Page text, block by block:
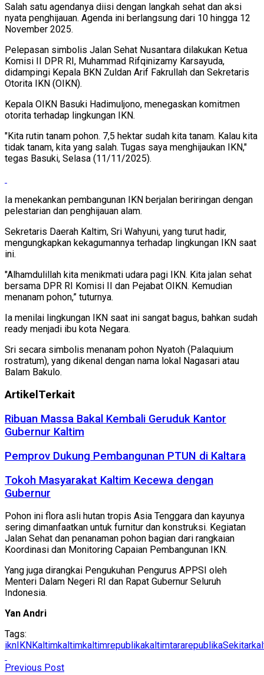
Salah satu agendanya diisi dengan langkah sehat dan aksi
nyata penghijauan. Agenda ini berlangsung dari 10 hingga 12
November 2025.
Pelepasan simbolis Jalan Sehat Nusantara dilakukan Ketua
Komisi II DPR RI, Muhammad Rifqinizamy Karsayuda,
didampingi Kepala BKN Zuldan Arif Fakrullah dan Sekretaris
Otorita IKN (OIKN).
Kepala OIKN Basuki Hadimuljono, menegaskan komitmen
otorita terhadap lingkungan IKN.
"Kita rutin tanam pohon. 7,5 hektar sudah kita tanam. Kalau kita
tidak tanam, kita yang salah. Tugas saya menghijaukan IKN,"
tegas Basuki, Selasa (11/11/2025).
Ia menekankan pembangunan IKN berjalan beriringan dengan
pelestarian dan penghijauan alam.
Sekretaris Daerah Kaltim, Sri Wahyuni, yang turut hadir,
mengungkapkan kekagumannya terhadap lingkungan IKN saat
ini.
"Alhamdulillah kita menikmati udara pagi IKN. Kita jalan sehat
bersama DPR RI Komisi II dan Pejabat OIKN. Kemudian
menanam pohon,” tuturnya.
Ia menilai lingkungan IKN saat ini sangat bagus, bahkan sudah
ready menjadi ibu kota Negara.
Sri secara simbolis menanam pohon Nyatoh (Palaquium
rostratum), yang dikenal dengan nama lokal Nagasari atau
Balam Bakulo.
Artikel Terkait
Ribuan Massa Bakal Kembali Geruduk Kantor
Gubernur Kaltim
Pemprov Dukung Pembangunan PTUN di Kaltara
Tokoh Masyarakat Kaltim Kecewa dengan
Gubernur
Pohon ini flora asli hutan tropis Asia Tenggara dan kayunya
sering dimanfaatkan untuk furnitur dan konstruksi. Kegiatan
Jalan Sehat dan penanaman pohon bagian dari rangkaian
Koordinasi dan Monitoring Capaian Pembangunan IKN.
Yang juga dirangkai Pengukuhan Pengurus APPSI oleh
Menteri Dalam Negeri RI dan Rapat Gubernur Seluruh
Indonesia.
Yan Andri
Tags:
ikn IKNKaltimkaltimkaltimrepublikakaltimtararepublika
Previous Post